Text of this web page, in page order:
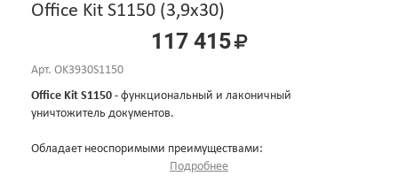
Office Kit S1150 (3,9x30)
117 415
Арт. OK3930S1150
Office Kit S1150 - функциональный и лаконичный
уничтожитель документов.
Обладает неоспоримыми преимуществами:
Подробнее